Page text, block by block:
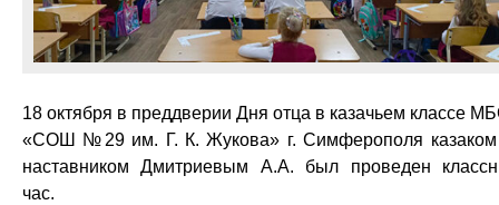
18 октября в преддверии Дня отца в казачьем классе
«СОШ №29 им. Г. К. Жукова» г. Симферополя
наставником Дмитриевым А.А. был проведен
час.